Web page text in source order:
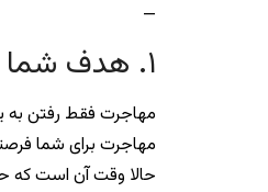
—
۱. هدف شما از مهاجرت چیست؟
مهاجرت فقط رفتن
مهاجرت برای شما
حالا وقت آن است که